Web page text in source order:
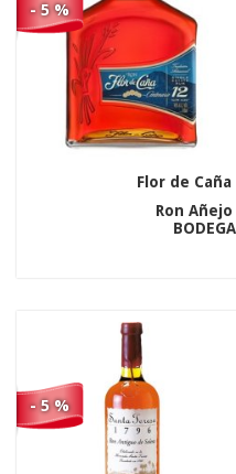
- 5 %
Flor de
Ron
- 5 %